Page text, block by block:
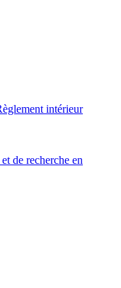
intérieur
de recherche en